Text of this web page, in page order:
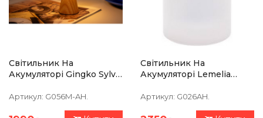
Світильник На
Акумуляторі Gingko Sylva
Артикул: G056M-AH.
Світильник На
Акумуляторі Lemelia
Артикул: G026AH.